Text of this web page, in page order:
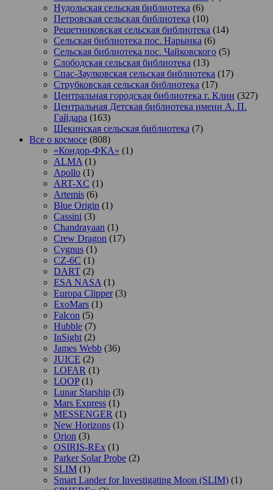
Нудольская сельская библиотека (6)
Петровская сельская библиотека (10)
Решетниковская сельская библиотека (14)
Сельская библиотека пос. Нарынка (6)
Сельская библиотека пос. Чайковского (5)
Слободская сельская библиотека (13)
Спас-Заулковская сельская библиотека (17)
Струбковская сельская библиотека (17)
Центральная городская библиотека г. Клин (327)
Центральная Детская библиотека имени А. П.
Гайдара (163)
Щекинская сельская библиотека (7)
Все о космосе (808)
«Кондор-ФКА» (1)
ALMA (1)
Apollo (1)
ART-XC (1)
Artemis (6)
Blue Origin (1)
Cassini (3)
Chandrayaan (1)
Crew Dragon (17)
Cygnus (1)
CZ-6C (1)
DART (2)
ESA NASA (1)
Europa Clipper(3)
ExoMars (1)
Falcon (5)
Hubble (7)
InSight (2)
James Webb (36)
JUICE (2)
LOFAR (1)
LOOP(1)
Lunar Starship (3)
Mars Express (1)
MESSENGER (1)
New Horizons (1)
Orion (3)
OSIRIS-REx (1)
Parker Solar Probe (2)
SLIM (1)
Smart Lander for Investigating Moon (SLIM) (1)